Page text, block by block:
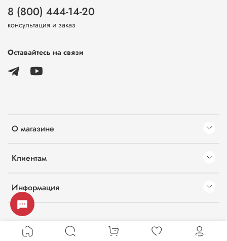
О магазине
Клиентам
Информация
8 (800) 444-14-20
консультация и заказ
Оставайтесь на связи